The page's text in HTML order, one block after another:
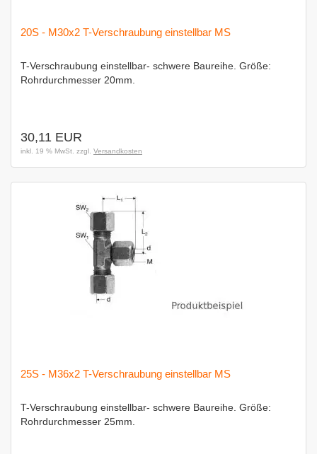
20S - M30x2 T-Verschraubung einstellbar MS
T-Verschraubung einstellbar- schwere Baureihe. Größe:
Rohrdurchmesser 20mm.
30,11 EUR
inkl. 19 % MwSt. zzgl. Versandkosten
25S - M36x2 T-Verschraubung einstellbar MS
T-Verschraubung einstellbar- schwere Baureihe. Größe:
Rohrdurchmesser 25mm.